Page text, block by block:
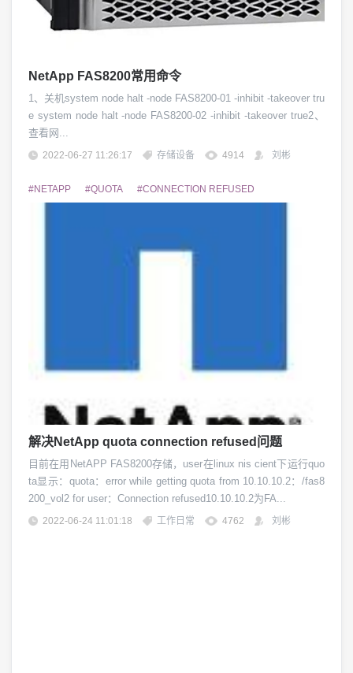
NetApp FAS8200常用命令
1、关机system node halt -node FAS8200-01 -inhibit -takeover tru
e system node halt -node FAS8200-02 -inhibit -takeover true2、
查看网...
2022-06-27 11:26:17 存储设备 4914 刘彬
#NETAPP #QUOTA #CONNECTION REFUSED
解决NetApp quota connection refused问题
目前在用NetAPP FAS8200存储，user在linux nis cient下运行quo
ta显示：quota：error while getting quota from 10.10.10.2：/fas8
200_vol2 for user：Connection refused10.10.10.2为FA...
2022-06-24 11:01:18 工作日常 4762 刘彬